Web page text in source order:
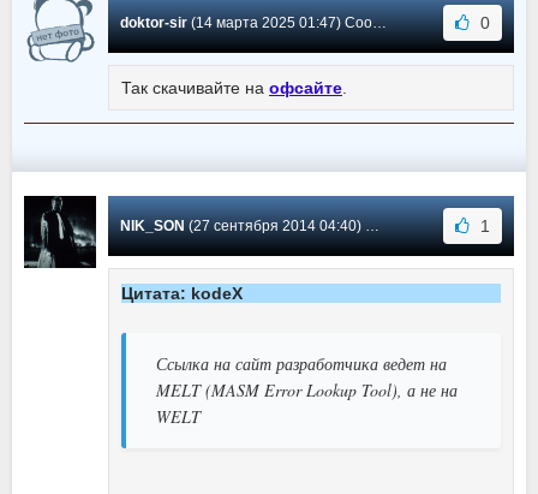
doktor-sir(14 марта 2025 01:47) Сообщение #7 0
Так скачивайте на офсайте.
NIK_SON(27 сентября 2014 04:40) Сообщение #6 1
Цитата: kodeX
Ссылка на сайт разработчика ведет на
MELT (MASM Error Lookup Tool), а не на
WELT